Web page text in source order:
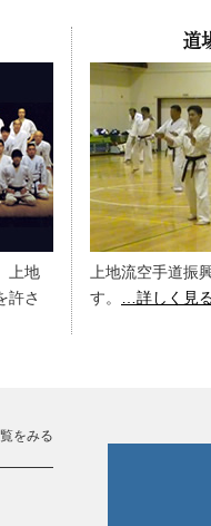
上地
許さ
道
上地流空手道振
す。 …詳しく見
をみる